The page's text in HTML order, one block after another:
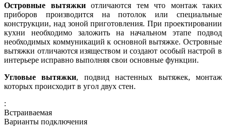
Островные вытяжкиотличаются тем что монтаж таких
приборов производится на потолок или специальные
конструкции, над зоной приготовления. При проектировании
кухни необходимо заложить на начальном этапе подвод
необходимых коммуникаций к основной вытяжке. Островные
вытяжки отличаются изяществом и создают особый настрой в
интерьере исправно выполняя свои основные функции.
Угловые вытяжки, подвид настенных вытяжек, монтаж
которых происходит в угол двух стен.
:
Встраиваемая
Варианты подключения